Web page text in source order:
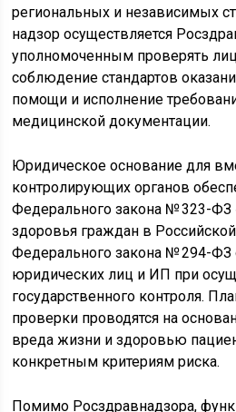
региональных и независимых
надзор осуществляется
уполномоченным проверять
соблюдение стандартов
помощи и исполнение
медицинской документации.
Юридическое основание для
контролирующих органов
Федерального закона № 323-ФЗ
здоровья граждан в
Федерального закона № 294-ФЗ
юридических лиц и ИП при
государственного контроля.
проверки проводятся на
вреда жизни и здоровью
конкретным критериям риска.
Помимо Росздравнадзора,